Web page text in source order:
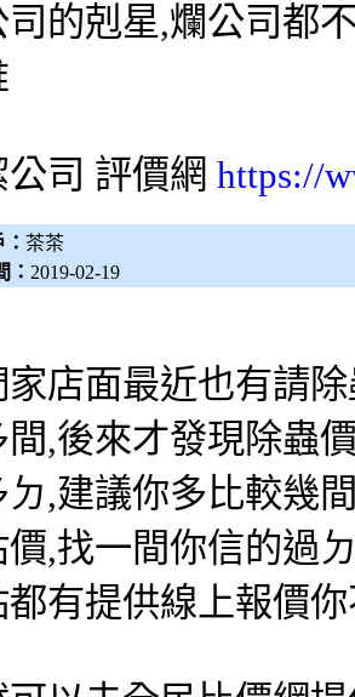
司的剋星,爛公司都
司 評價網 https://
茶茶
： 2019-02-19
家店面最近也有請
間,後來才發現除蟲
ㄉ,建議你多比較幾
價,找一間你信的過
都有提供線上報價